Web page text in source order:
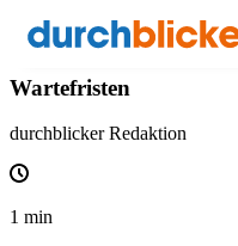
Wissen Versicherung
Wartefristen
durchblicker Redaktion
1 min